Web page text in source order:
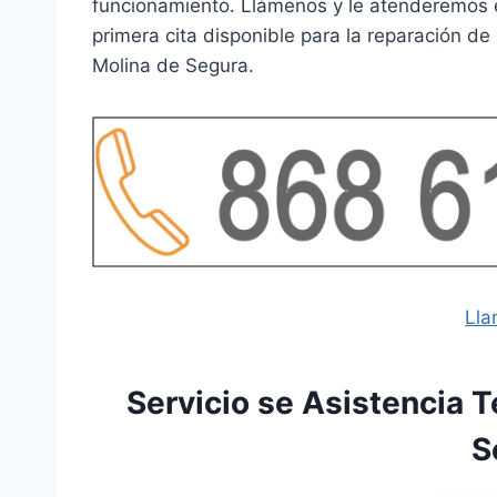
funcionamiento. Llámenos y le
primera cita disponible para la reparación
Molina de Segura.
Servicio se Asistencia